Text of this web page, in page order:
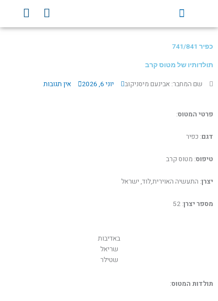
c
o
k
u
e
כפיר 741/841
תולדותיו של מטוס קרב
שם המחבר: אבינעם מיסניקוב יוני 6, 2026 אין תגובות
פרטי המטוס:
דגם: כפיר
טיפוס: מטוס קרב
יצרן: התעשיה האוירית,לוד, ישראל
מספר יצרן: 52
באדיבות
שריאל
שטילר
תולדות המטוס: